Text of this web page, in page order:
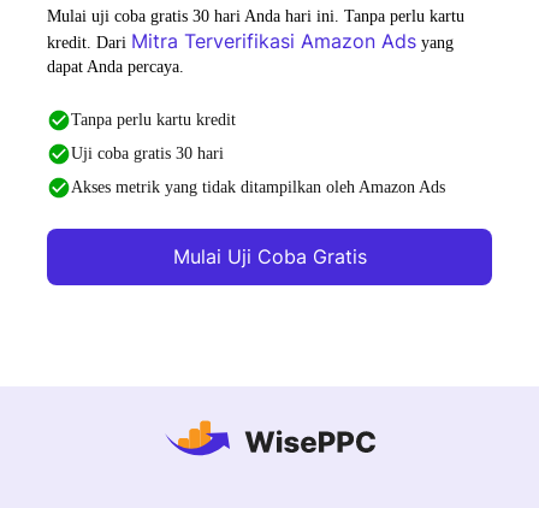
Mulai uji coba gratis 30 hari Anda hari ini. Tanpa perlu kartu
kredit. Dari Mitra Terverifikasi Amazon Ads yang
dapat Anda percaya.
Tanpa perlu kartu kredit
Uji coba gratis 30 hari
Akses metrik yang tidak ditampilkan oleh Amazon Ads
Mulai Uji Coba Gratis